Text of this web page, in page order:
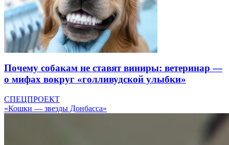
Почему собакам не ставят виниры: ветеринар —
о мифах вокруг «голливудской улыбки»
СПЕЦПРОЕКТ
«Кошки — звезды Донбасса»